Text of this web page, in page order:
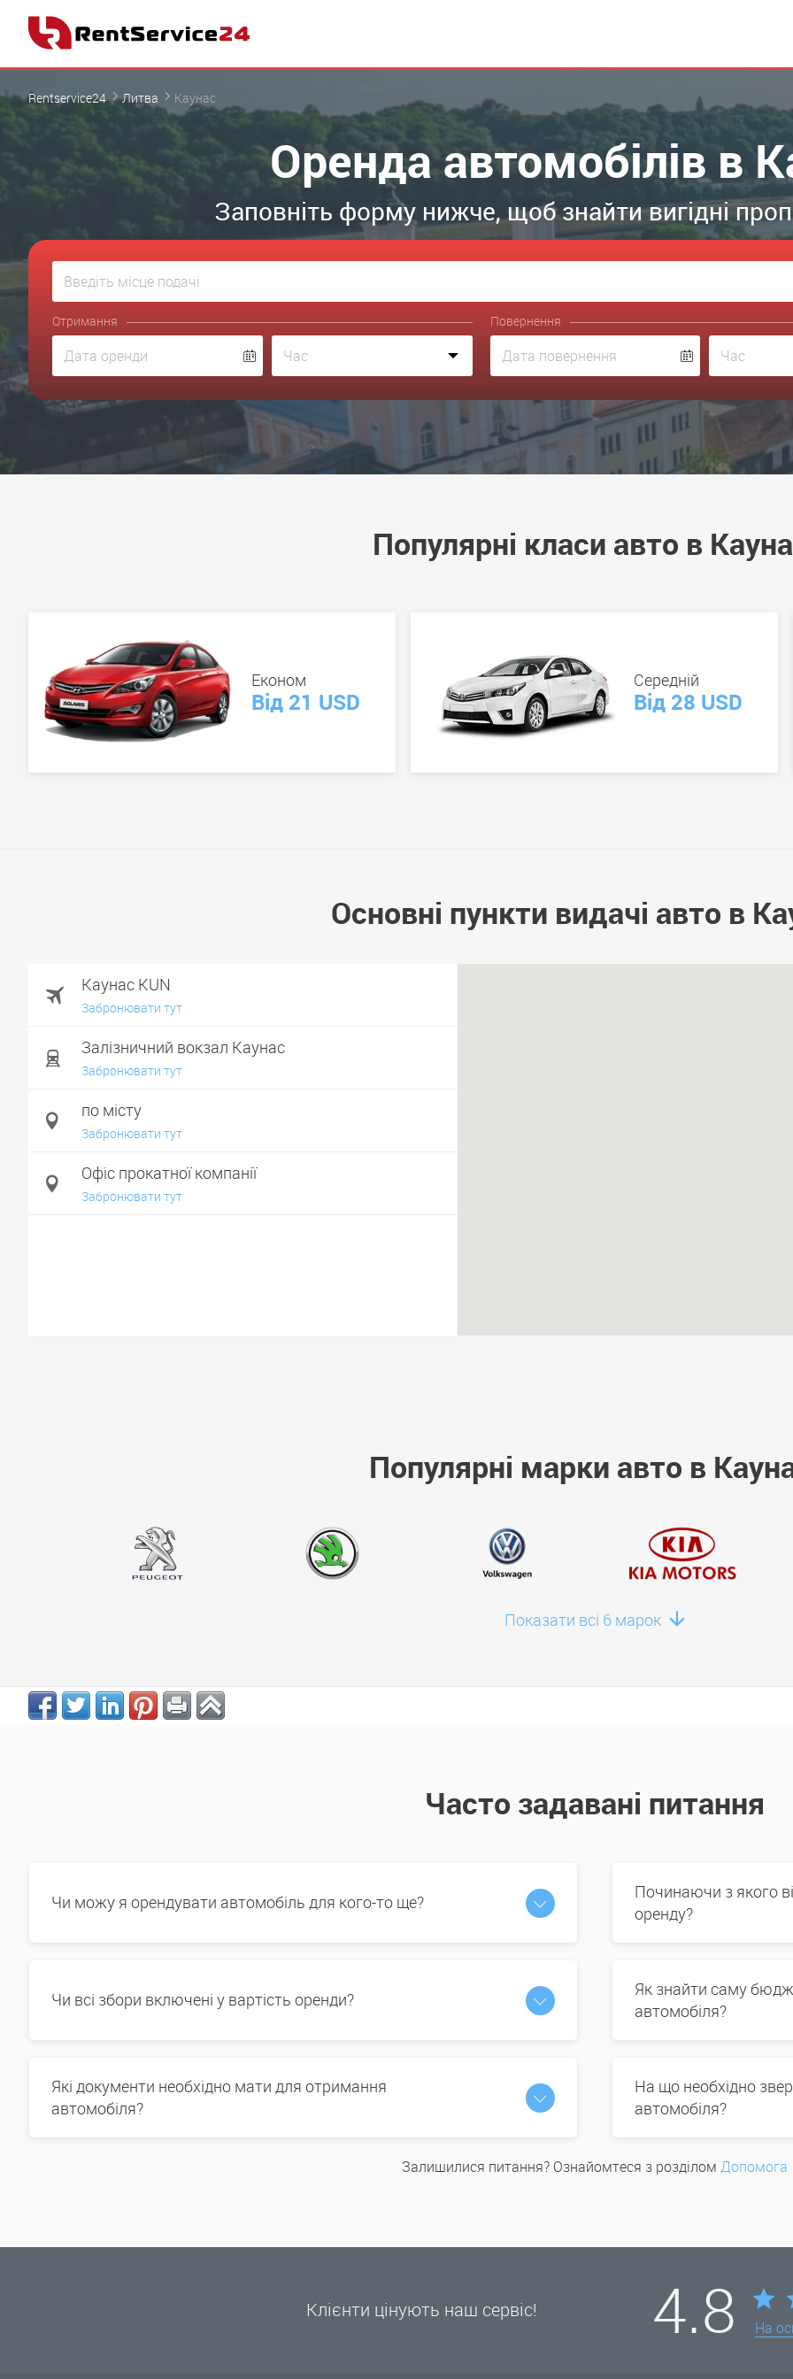
Rentservice24 Литва Каунас
Оренда автомобілів в
Заповніть форму нижче, щоб знайти вигідні
Отримання Повернення
Популярні класи авто в
Економ
Від 21 USD
Середній
Від 28 USD
Основні пункти видачі авто в
Каунас KUN
Забронювати тут
Залізничний вокзал Каунас
Забронювати тут
по місту
Забронювати тут
Офіс прокатної компанії
Забронювати тут
Популярні марки авто в
Показати всі 6 марок
Часто задавані питання
Чи можу я орендувати автомобіль для кого-то ще?
Починаючи з якого
оренду?
Чи всі збори включені у вартість оренди?
Як знайти саму
автомобіля?
Які документи необхідно мати для отримання
автомобіля?
На що необхідно
автомобіля?
Залишилися питання? Ознайомтеся з розділом Допомога
Клієнти цінують наш сервіс! 4.8 На